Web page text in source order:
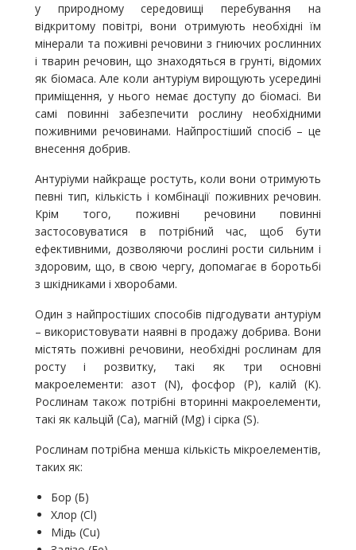
у природному середовищі перебування на
відкритому повітрі, вони отримують необхідні їм
мінерали та поживні речовини з гниючих рослинних
і тварин речовин, що знаходяться в грунті, відомих
як біомаса. Але коли антуріум вирощують усередині
приміщення, у нього немає доступу до біомасі. Ви
самі повинні забезпечити рослину необхідними
поживними речовинами. Найпростіший спосіб – це
внесення добрив.
Антуріуми найкраще ростуть, коли вони отримують
певні тип, кількість і комбінації поживних речовин.
Крім того, поживні речовини повинні
застосовуватися в потрібний час, щоб бути
ефективними, дозволяючи рослині рости сильним і
здоровим, що, в свою чергу, допомагає в боротьбі
з шкідниками і хворобами.
Один з найпростіших способів підгодувати антуріум
– використовувати наявні в продажу добрива. Вони
містять поживні речовини, необхідні рослинам для
росту і розвитку, такі як три основні
макроелементи: азот (N), фосфор (P), калій (K).
Рослинам також потрібні вторинні макроелементи,
такі як кальцій (Ca), магній (Mg) і сірка (S).
Рослинам потрібна менша кількість мікроелементів,
таких як:
Бор (Б)
Хлор (Cl)
Мідь (Cu)